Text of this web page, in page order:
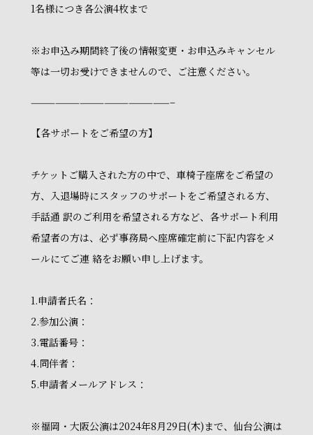
1名様につき各公演4枚まで
※お申込み期間終了後の情報変更・お申込みキャンセル
等は一切お受けできませんので、ご注意ください。
—————————————————–
【各サポートをご希望の方】
チケットご購入された方の中で、車椅子座席をご希望の
方、入退場時にスタッフのサポートをご希望される方、
手話通 訳のご利用を希望される方など、各サポート利用
希望者の方は、必ず事務局へ座席確定前に下記内容をメ
ールにてご連 絡をお願い申し上げます。
1.申請者氏名：
2.参加公演：
3.電話番号：
4.同伴者：
5.申請者メールアドレス：
※福岡・大阪公演は2024年8月29日(木)まで、仙台公演は